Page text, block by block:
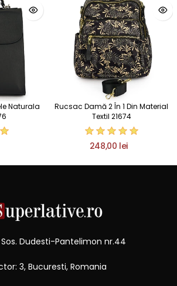
Naturala
Rucsac Damă 2 În 1 Din Material
Textil 21674
248,00 lei
Sos. Dudesti-Pantelimon nr.44
3, Bucuresti, Romania